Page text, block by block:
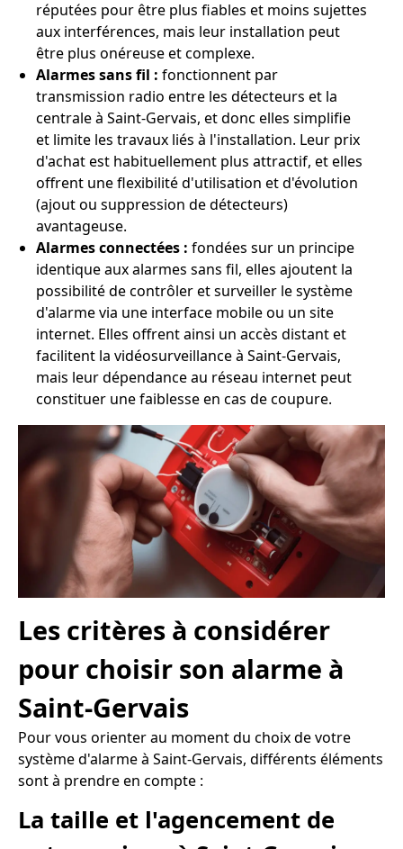
réputées pour être plus fiables et moins sujettes
aux interférences, mais leur installation peut
être plus onéreuse et complexe.
Alarmes sans fil : fonctionnent par
transmission radio entre les détecteurs et la
centrale à Saint-Gervais, et donc elles simplifie
et limite les travaux liés à l'installation. Leur prix
d'achat est habituellement plus attractif, et elles
offrent une flexibilité d'utilisation et d'évolution
(ajout ou suppression de détecteurs)
avantageuse.
Alarmes connectées : fondées sur un principe
identique aux alarmes sans fil, elles ajoutent la
possibilité de contrôler et surveiller le système
d'alarme via une interface mobile ou un site
internet. Elles offrent ainsi un accès distant et
facilitent la vidéosurveillance à Saint-Gervais,
mais leur dépendance au réseau internet peut
constituer une faiblesse en cas de coupure.
Les critères à considérer
pour choisir son alarme à
Saint-Gervais
Pour vous orienter au moment du choix de votre
système d'alarme à Saint-Gervais, différents éléments
sont à prendre en compte :
La taille et l'agencement de